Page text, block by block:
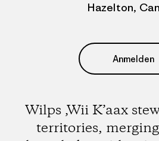
Hazelton,
Anmelden
Wilps ‚Wii K’aax
territories,